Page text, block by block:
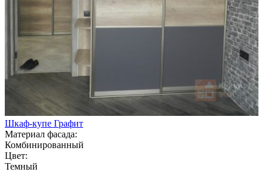
Шкаф-купе Графит
Материал фасада:
Комбинированный
Цвет:
Темный